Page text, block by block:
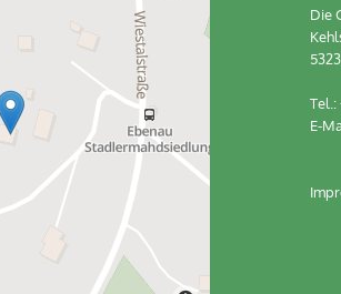
Die
Tel.:
E-